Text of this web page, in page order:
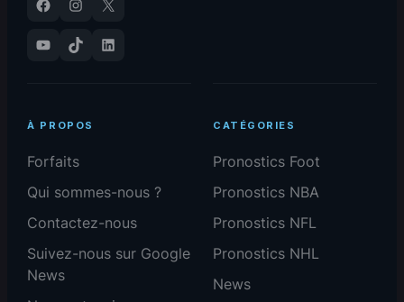
YouTube
TikTok LinkedIn
À PROPOS
Forfaits
Qui sommes-nous ?
Contactez-nous
Suivez-nous sur Google
News
CATÉGORIES
Pronostics Foot
Pronostics NBA
Pronostics NFL
Pronostics NHL
News